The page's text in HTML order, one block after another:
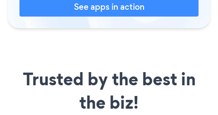
See apps in action
Trusted by the best in
the biz!